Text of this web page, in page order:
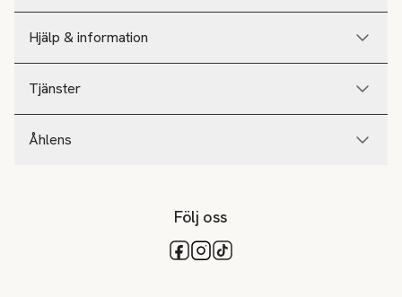
Hjälp & information
Tjänster
Åhlens
Följ oss